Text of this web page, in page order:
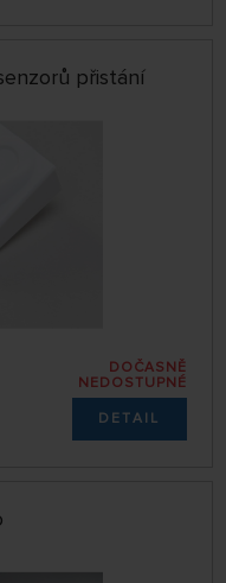
přistání
DOČASNĚ
NEDOSTUPNÉ
DETAIL